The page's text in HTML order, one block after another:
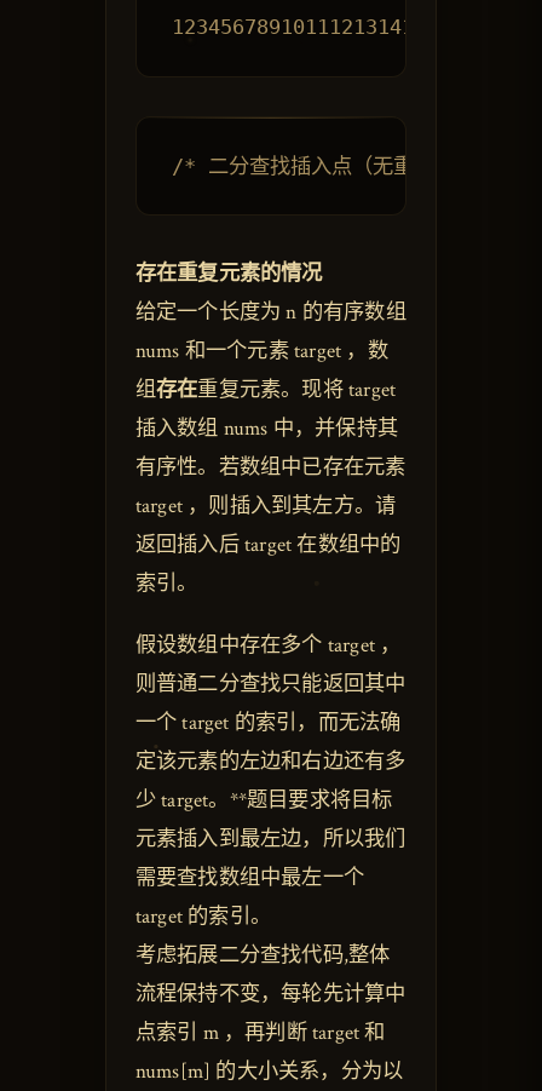
存在重复元素的情况
给定一个长度为 n 的有序数组
nums 和一个元素 target ，数
组存在重复元素。现将 target
插入数组 nums 中，并保持其
有序性。若数组中已存在元素
target ，则插入到其左方。请
返回插入后 target 在数组中的
索引。
假设数组中存在多个 target ，
则普通二分查找只能返回其中
一个 target 的索引，而无法确
定该元素的左边和右边还有多
少 target。**题目要求将目标
元素插入到最左边，所以我们
需要查找数组中最左一个
target 的索引。
考虑拓展二分查找代码,整体
流程保持不变，每轮先计算中
点索引 m ，再判断 target 和
nums[m] 的大小关系，分为以